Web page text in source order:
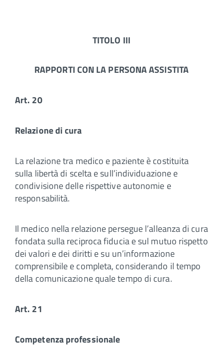
TITOLO III
RAPPORTI CON LAPERSONA ASSISTITA
Art. 20
Relazione di cura
La relazione tra medico e paziente è costituita
sulla libertà di scelta e sull’individuazione e
condivisione delle rispettive autonomie e
responsabilità.
Il medico nella relazione persegue l’alleanza di cura
fondata sulla reciproca fiducia e sul mutuo rispetto
dei valori e dei diritti e su un’informazione
comprensibile e completa, considerando il tempo
della comunicazione quale tempo di cura.
Art. 21
Competenza professionale